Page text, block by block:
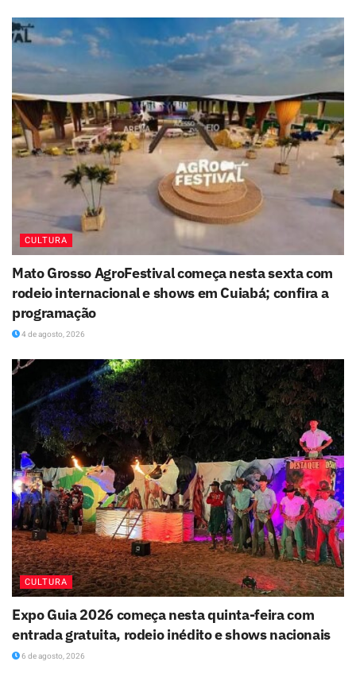
CULTURA
Mato Grosso AgroFestival começa nesta sexta com
rodeio internacional e shows em Cuiabá; confira a
programação
4 de agosto, 2026
CULTURA
Expo Guia 2026 começa nesta quinta-feira com
entrada gratuita, rodeio inédito e shows nacionais
6 de agosto, 2026